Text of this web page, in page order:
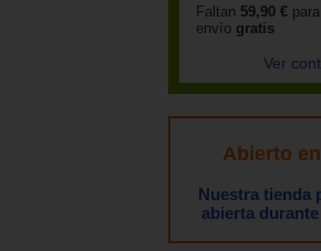
Faltan 59,90 €
envío gratis
Ver
Abierto
Nuestra tienda
abierta